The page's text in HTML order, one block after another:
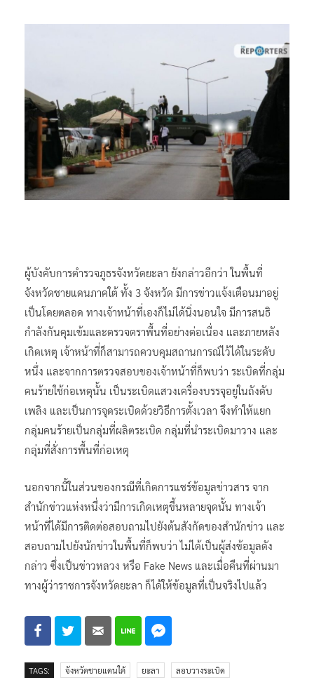
ผู้บังคับการตำรวจภูธรจังหวัดยะลา ยังกล่าวอีกว่า ในพื้นที่
จังหวัดชายแดนภาคใต้ ทั้ง 3 จังหวัด มีการข่าวแจ้งเตือนมาอยู่
เป็นโดยตลอด ทางเจ้าหน้าที่เองก็ไม่ได้นิ่งนอนใจ มีการสนธิ
กำลังกันคุมเข้มและตรวจตราพื้นที่อย่างต่อเนื่อง และภายหลัง
เกิดเหตุ เจ้าหน้าที่ก็สามารถควบคุมสถานการณ์ไว้ได้ในระดับ
หนึ่ง และจากการตรวจสอบของเจ้าหน้าที่ก็พบว่า ระเบิดที่กลุ่ม
คนร้ายใช้ก่อเหตุนั้น เป็นระเบิดแสวงเครื่องบรรจุอยู่ในถังดับ
เพลิง และเป็นการจุดระเบิดด้วยวิธีการตั้งเวลา จึงทำให้แยก
กลุ่มคนร้ายเป็นกลุ่มที่ผลิตระเบิด กลุ่มที่นำระเบิดมาวาง และ
กลุ่มที่สั่งการพื้นที่ก่อเหตุ
นอกจากนี้ในส่วนของกรณีที่เกิดการแชร์ข้อมูลข่าวสาร จาก
สำนักข่าวแห่งหนึ่งว่ามีการเกิดเหตุขึ้นหลายจุดนั้น ทางเจ้า
หน้าที่ได้มีการติดต่อสอบถามไปยังต้นสังกัดของสำนักข่าว และ
สอบถามไปยังนักข่าวในพื้นที่ก็พบว่า ไม่ได้เป็นผู้ส่งข้อมูลดัง
กล่าว ซึ่งเป็นข่าวหลวง หรือ Fake News และเมื่อคืนที่ผ่านมา
ทางผู้ว่าราชการจังหวัดยะลา ก็ได้ให้ข้อมูลที่เป็นจริงไปแล้ว
TAGS: จังหวัดชายแดนใต้ ยะลา ลอบวางระเบิด